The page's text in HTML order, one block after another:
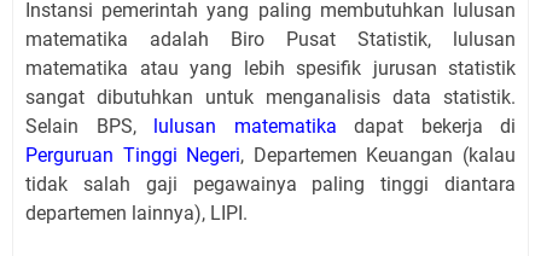
Instansi pemerintah yang paling membutuhkan lulusan
matematika adalah Biro Pusat Statistik, lulusan
matematika atau yang lebih spesifik jurusan statistik
sangat dibutuhkan untuk menganalisis data statistik.
Selain BPS, lulusan matematika dapat bekerja di
Perguruan Tinggi Negeri, Departemen Keuangan (kalau
tidak salah gaji pegawainya paling tinggi diantara
departemen lainnya), LIPI.